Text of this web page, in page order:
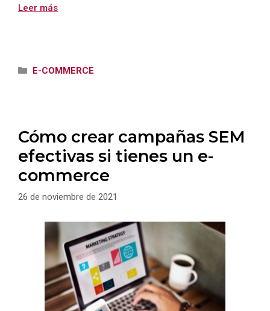
Leer más
Categorías
E-COMMERCE
Cómo crear campañas SEM
efectivas si tienes un e-
commerce
26 de noviembre de 2021